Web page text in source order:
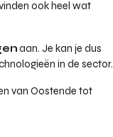
ook heel wat
aan. Je kan je dus
in de sector.
van Oostende tot